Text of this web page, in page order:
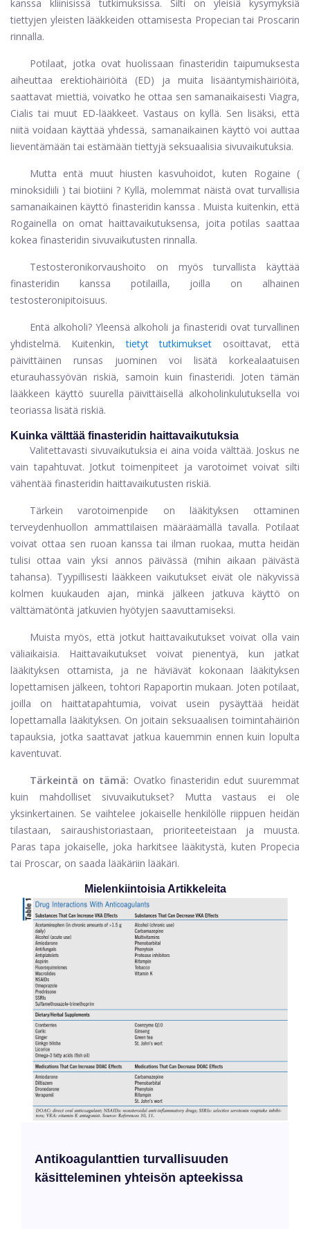
kanssa kliinisissä tutkimuksissa. Silti on yleisiä kysymyksiä
tiettyjen yleisten lääkkeiden ottamisesta Propecian tai Proscarin
rinnalla.
Potilaat, jotka ovat huolissaan finasteridin taipumuksesta
aiheuttaa erektiohäiriöitä (ED) ja muita lisääntymishäiriöitä,
saattavat miettiä, voivatko he ottaa sen samanaikaisesti Viagra,
Cialis tai muut ED-lääkkeet. Vastaus on kyllä. Sen lisäksi, että
niitä voidaan käyttää yhdessä, samanaikainen käyttö voi auttaa
lieventämään tai estämään tiettyjä seksuaalisia sivuvaikutuksia.
Mutta entä muut hiusten kasvuhoidot, kuten Rogaine (
minoksidiili ) tai biotiini ? Kyllä, molemmat näistä ovat turvallisia
samanaikainen käyttö finasteridin kanssa . Muista kuitenkin, että
Rogainella on omat haittavaikutuksensa, joita potilas saattaa
kokea finasteridin sivuvaikutusten rinnalla.
Testosteronikorvaushoito on myös turvallista käyttää
finasteridin kanssa potilailla, joilla on alhainen
testosteronipitoisuus.
Entä alkoholi? Yleensä alkoholi ja finasteridi ovat turvallinen
yhdistelmä. Kuitenkin,
tietyt tutkimukset
osoittavat, että
päivittäinen runsas juominen voi lisätä korkealaatuisen
eturauhassyövän riskiä, ​​samoin kuin finasteridi. Joten tämän
lääkkeen käyttö suurella päivittäisellä alkoholinkulutuksella voi
teoriassa lisätä riskiä.
Kuinka välttää finasteridin haittavaikutuksia
Valitettavasti sivuvaikutuksia ei aina voida välttää. Joskus ne
vain tapahtuvat. Jotkut toimenpiteet ja varotoimet voivat silti
vähentää finasteridin haittavaikutusten riskiä.
Tärkein varotoimenpide on lääkityksen ottaminen
terveydenhuollon ammattilaisen määräämällä tavalla. Potilaat
voivat ottaa sen ruoan kanssa tai ilman ruokaa, mutta heidän
tulisi ottaa vain yksi annos päivässä (mihin aikaan päivästä
tahansa). Tyypillisesti lääkkeen vaikutukset eivät ole näkyvissä
kolmen kuukauden ajan, minkä jälkeen jatkuva käyttö on
välttämätöntä jatkuvien hyötyjen saavuttamiseksi.
Muista myös, että jotkut haittavaikutukset voivat olla vain
väliaikaisia. Haittavaikutukset voivat pienentyä, kun jatkat
lääkityksen ottamista, ja ne häviävät kokonaan lääkityksen
lopettamisen jälkeen, tohtori Rapaportin mukaan. Joten potilaat,
joilla on haittatapahtumia, voivat usein pysäyttää heidät
lopettamalla lääkityksen. On joitain seksuaalisen toimintahäiriön
tapauksia, jotka saattavat jatkua kauemmin ennen kuin lopulta
kaventuvat.
Tärkeintä on tämä: Ovatko finasteridin edut suuremmat
kuin mahdolliset sivuvaikutukset? Mutta vastaus ei ole
yksinkertainen. Se vaihtelee jokaiselle henkilölle riippuen heidän
tilastaan, sairaushistoriastaan, prioriteeteistaan ​​ja muusta.
Paras tapa jokaiselle, joka harkitsee lääkitystä, kuten Propecia
tai Proscar, on saada lääkäriin lääkäri.
Mielenkiintoisia Artikkeleita
Antikoagulanttien turvallisuuden
käsitteleminen yhteisön apteekissa